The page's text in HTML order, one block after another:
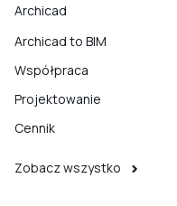
Archicad
Archicad to BIM
Współpraca
Projektowanie
Cennik
Zobacz wszystko